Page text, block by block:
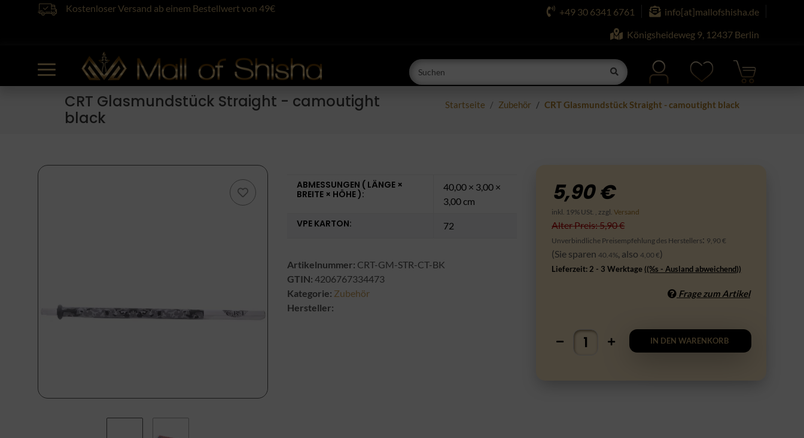
Kostenloser Versand ab einem Bestellwert von 49€ +49 30 6341 6761
info[at]mallofshisha.de
Königsheideweg 9, 12437 Berlin
CRT Glasmundstück Straight - camoutight
black
Startseite Zubehör CRT Glasmundstück Straight - camoutight black
ABMESSUNGEN ( LÄNGE ×
BREITE × HÖHE ):
40,00 × 3,00 ×
3,00 cm
VPE KARTON: 72
Artikelnummer: CRT-GM-STR-CT-BK
GTIN: 4206767334473
Kategorie: Zubehör
Hersteller:
5,90 €
inkl. 19% USt. , zzgl.Versand
Alter Preis: 5,90 €
Unverbindliche Preisempfehlung des Herstellers: 9,90 €
(Sie sparen40.4%, also4,00 €)
Lieferzeit: 2 - 3 Werktage ((%s - Ausland abweichend))
Frage zum Artikel
IN DEN WARENKORB